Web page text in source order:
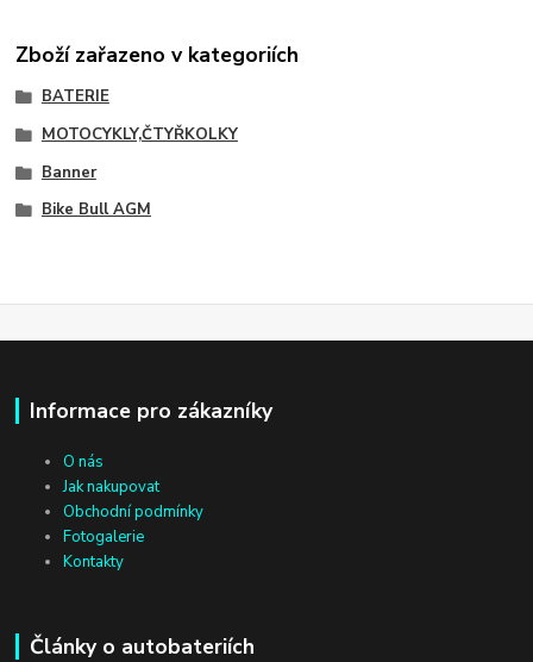
Zboží zařazeno v kategoriích
BATERIE
MOTOCYKLY,ČTYŘKOLKY
Banner
Bike Bull AGM
Informace pro zákazníky
O nás
Jak nakupovat
Obchodní podmínky
Fotogalerie
Kontakty
Články o autobateriích